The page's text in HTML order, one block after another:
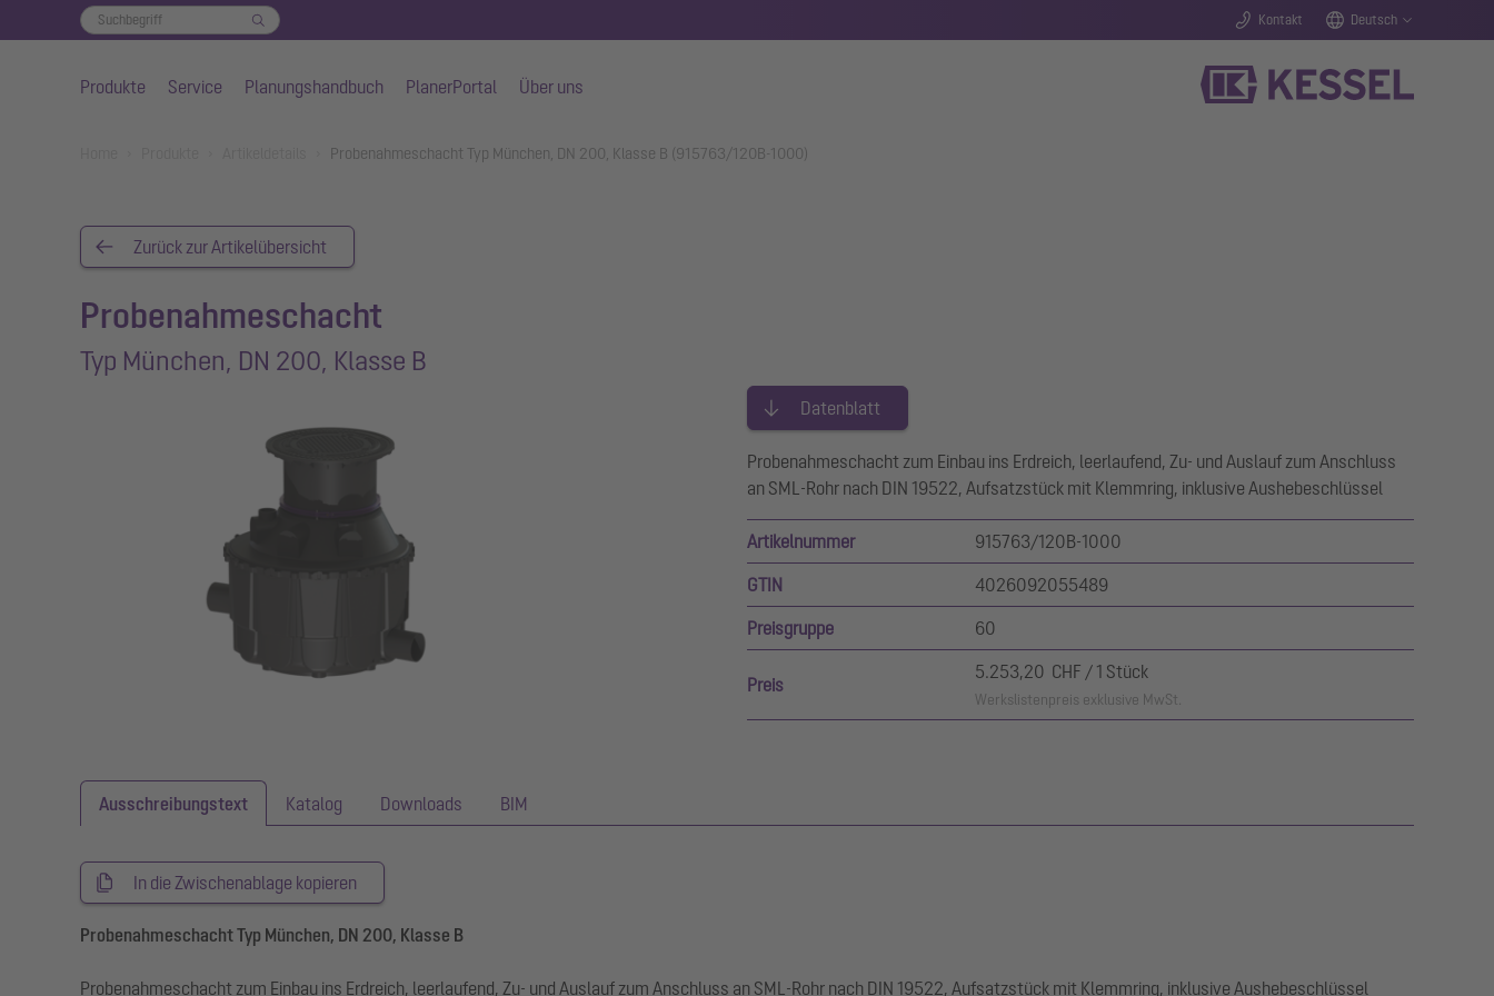
Kontakt Deutsch
Produkte Service Planungshandbuch PlanerPortal Über uns
Probenahmeschacht Typ München, DN 200, Klasse B (915763/120B-1000)
Zurück zur Artikelübersicht
Probenahmeschacht
Typ München, DN 200, Klasse B
Datenblatt
Probenahmeschacht zum Einbau ins Erdreich, leerlaufend, Zu- und Auslauf zum Anschluss
an SML-Rohr nach DIN 19522, Aufsatzstück mit Klemmring, inklusive Aushebeschlüssel
Artikelnummer 915763/120B-1000
GTIN 4026092055489
Preisgruppe 60
Preis
5.253,20 CHF / 1 Stück
Werkslistenpreis exklusive MwSt.
Ausschreibungstext Katalog Downloads BIM
In die Zwischenablage kopieren
Probenahmeschacht Typ München, DN 200, Klasse B
Probenahmeschacht zum Einbau ins Erdreich, leerlaufend, Zu- und Auslauf zum Anschluss an SML-Rohr nach DIN 19522, Aufsatzstück mit Klemmring, inklusive Aushebeschlüssel